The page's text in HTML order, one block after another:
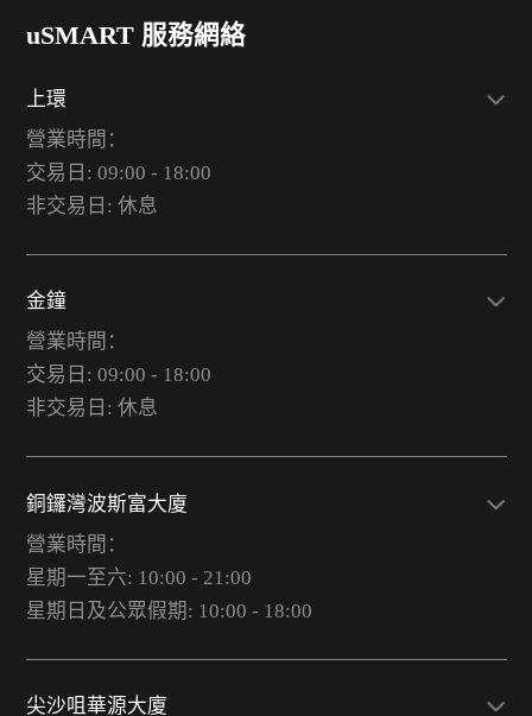
uSMART 服務網絡
上環
營業時間：
交易日: 09:00 - 18:00
非交易日: 休息
金鐘
營業時間：
交易日: 09:00 - 18:00
非交易日: 休息
銅鑼灣波斯富大廈
營業時間：
星期一至六: 10:00 - 21:00
星期日及公眾假期: 10:00 - 18:00
尖沙咀華源大廈